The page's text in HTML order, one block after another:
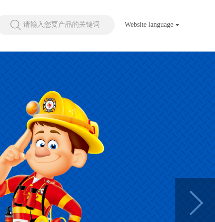
请输入您要产品的关键词 Website language